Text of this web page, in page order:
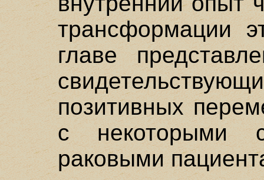
трансформации
главе
позитивных
с некоторыми
раковыми